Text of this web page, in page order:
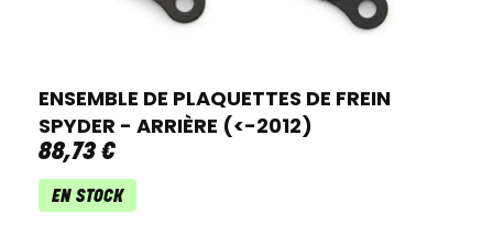
ENSEMBLE DE PLAQUETTES DE FREIN
SPYDER - ARRIÈRE (<-2012)
88,73 €
EN STOCK